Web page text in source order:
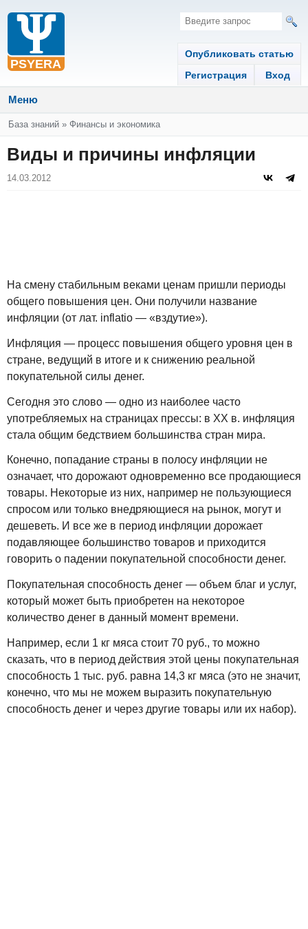
Опубликовать статью
Регистрация
Вход
Меню
Вы здесь
База знаний » Финансы и экономика
Виды и причины инфляции
14.03.2012
На смену стабильным веками ценам пришли периоды
общего повышения цен. Они получили название
инфляции (от лат. inflatio — «вздутие»).
Инфляция — процесс повышения общего уровня цен в
стране, ведущий в итоге и к снижению реальной
покупательной силы денег.
Сегодня это слово — одно из наиболее часто
употребляемых на страницах прессы: в XX в. инфляция
стала общим бедствием большинства стран мира.
Конечно, попадание страны в полосу инфляции не
означает, что дорожают одновременно все продающиеся
товары. Некоторые из них, например не пользующиеся
спросом или только внедряющиеся на рынок, могут и
дешеветь. И все же в период инфляции дорожает
подавляющее большинство товаров и приходится
говорить о падении покупательной способности денег.
Покупательная способность денег — объем благ и услуг,
который может быть приобретен на некоторое
количество денег в данный момент времени.
Например, если 1 кг мяса стоит 70 руб., то можно
сказать, что в период действия этой цены покупательная
способность 1 тыс. руб. равна 14,3 кг мяса (это не значит,
конечно, что мы не можем выразить покупательную
способность денег и через другие товары или их набор).